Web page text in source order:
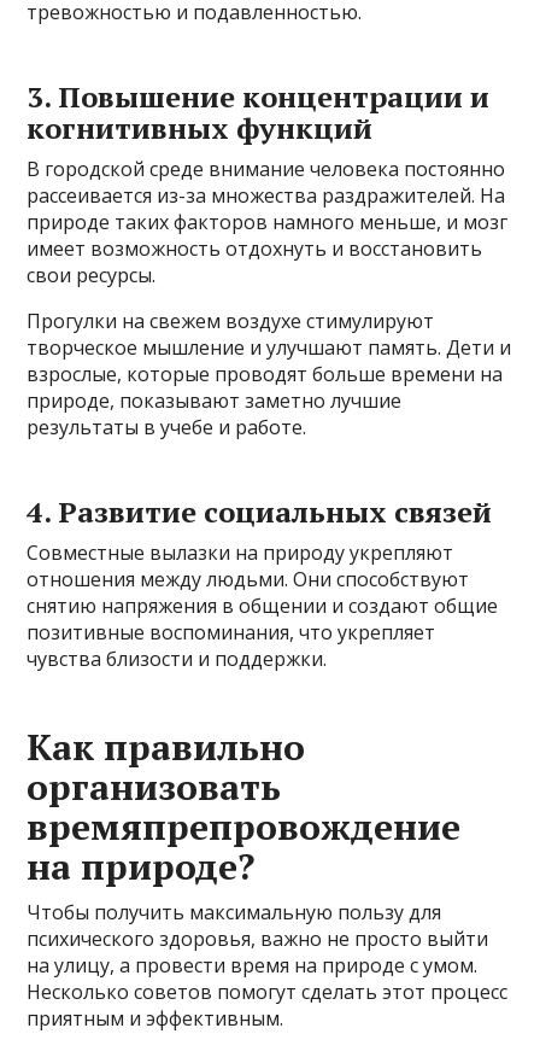
тревожностью и подавленностью.
3. Повышение концентрации и
когнитивных функций
В городской среде внимание человека постоянно
рассеивается из-за множества раздражителей. На
природе таких факторов намного меньше, и мозг
имеет возможность отдохнуть и восстановить
свои ресурсы.
Прогулки на свежем воздухе стимулируют
творческое мышление и улучшают память. Дети и
взрослые, которые проводят больше времени на
природе, показывают заметно лучшие
результаты в учебе и работе.
4. Развитие социальных связей
Совместные вылазки на природу укрепляют
отношения между людьми. Они способствуют
снятию напряжения в общении и создают общие
позитивные воспоминания, что укрепляет
чувства близости и поддержки.
Как правильно
организовать
времяпрепровождение
на природе?
Чтобы получить максимальную пользу для
психического здоровья, важно не просто выйти
на улицу, а провести время на природе с умом.
Несколько советов помогут сделать этот процесс
приятным и эффективным.